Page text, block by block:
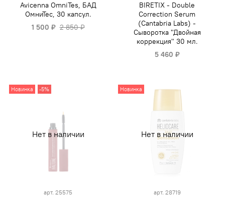
Avicenna OmniTes, БАД
ОмниТес, 30 капсул.
1 500 ₽ 2 850 ₽
BIRETIX - Double
Correction Serum
(Cantabria Labs) -
Сыворотка "Двойная
коррекция" 30 мл.
5 460 ₽
Нет в наличии
Новинка -5%
арт. 25575
Нет в наличии
Новинка
арт. 28719